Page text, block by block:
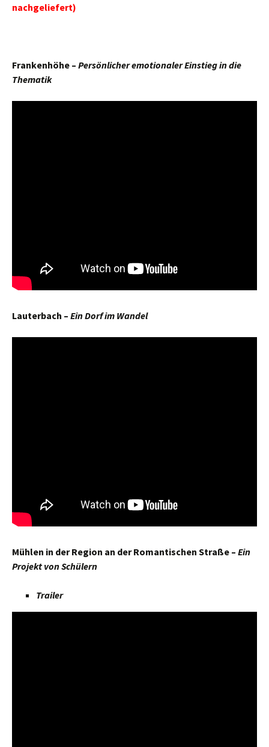
nachgeliefert)
Frankenhöhe – Persönlicher emotionaler Einstieg in die
Thematik
Lauterbach – Ein Dorf im Wandel
Mühlen in der Region an der Romantischen Straße – Ein
Projekt von Schülern
Trailer